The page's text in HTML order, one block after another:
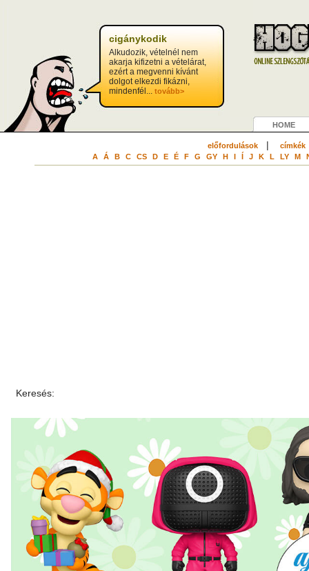
cigánykodik
Alkudozik, vételnél nem
akarja kifizetni a vételárat,
ezért a megvenni kívánt
dolgot elkezdi fikázni,
mindenfél... tovább>
HOME
előfordulások| címkék
A Á B C CS D E É F G GY H I Í J K L LY M
Keresés: